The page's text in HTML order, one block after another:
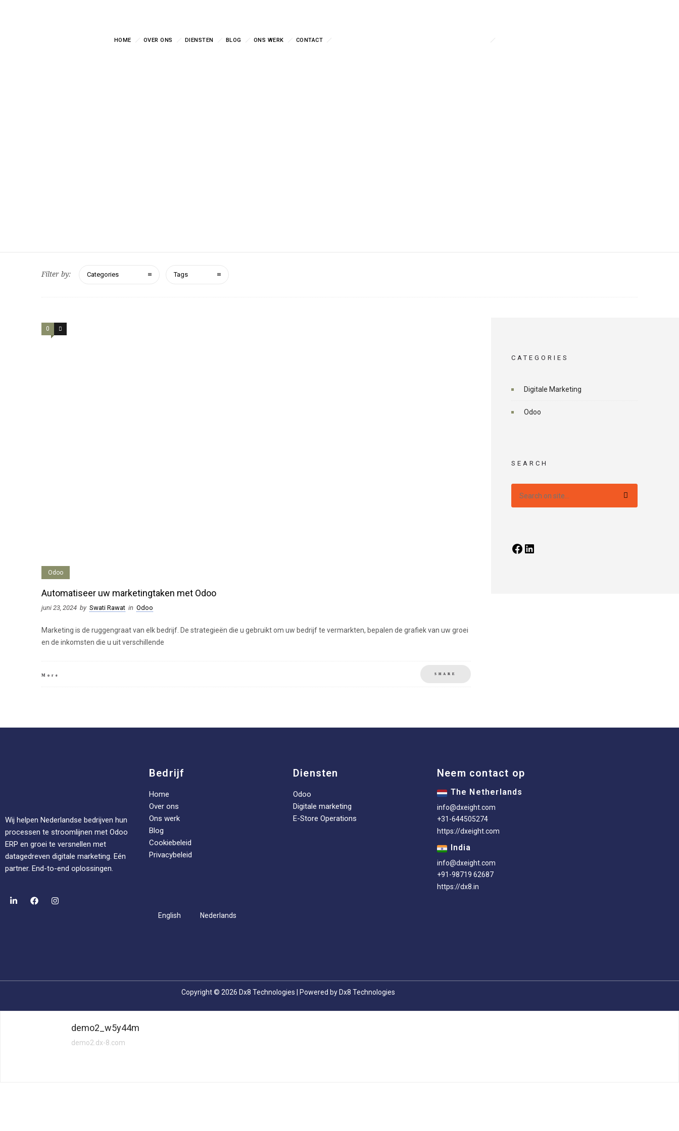
HOME OVER ONS DIENSTEN BLOG ONS WERK CONTACT
Filter by: Categories Tags
0 0
Odoo
Automatiseer uw marketingtaken met Odoo
juni 23, 2024 by Swati Rawat in Odoo
Marketing is de ruggengraat van elk bedrijf. De strategieën die u gebruikt om uw bedrijf te vermarkten, bepalen de grafiek van uw groei
en de inkomsten die u uit verschillende
More SHARE
CATEGORIES
Digitale Marketing
Odoo
SEARCH
Wij helpen Nederlandse bedrijven hun
processen te stroomlijnen met Odoo
ERP en groei te versnellen met
datagedreven digitale marketing. Eén
partner. End-to-end oplossingen.
Bedrijf
Home
Over ons
Ons werk
Blog
Cookiebeleid
Privacybeleid
English Nederlands
Diensten
Odoo
Digitale marketing
E-Store Operations
Neem contact op
The Netherlands
info@dxeight.com
+31-644505274
https://dxeight.com
India
info@dxeight.com
+91-98719 62687
https://dx8.in
Copyright © 2026 Dx8 Technologies | Powered by Dx8 Technologies
demo2_w5y44m
demo2.dx-8.com